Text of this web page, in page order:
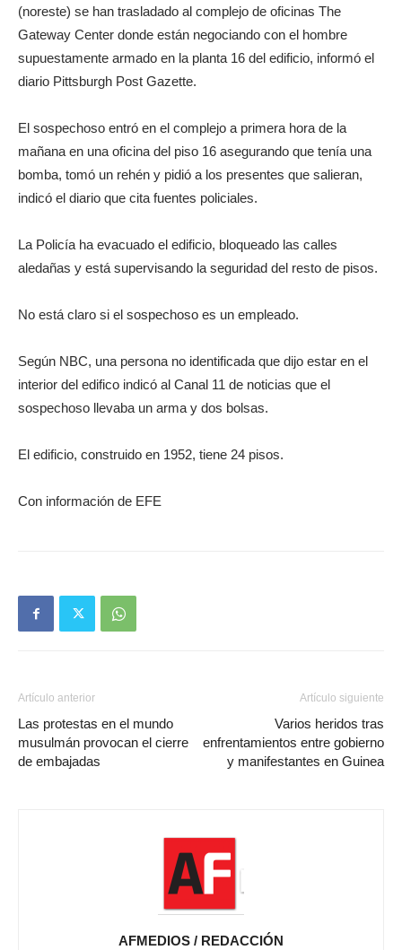
(noreste) se han trasladado al complejo de oficinas The
Gateway Center donde están negociando con el hombre
supuestamente armado en la planta 16 del edificio, informó el
diario Pittsburgh Post Gazette.
El sospechoso entró en el complejo a primera hora de la
mañana en una oficina del piso 16 asegurando que tenía una
bomba, tomó un rehén y pidió a los presentes que salieran,
indicó el diario que cita fuentes policiales.
La Policía ha evacuado el edificio, bloqueado las calles
aledañas y está supervisando la seguridad del resto de pisos.
No está claro si el sospechoso es un empleado.
Según NBC, una persona no identificada que dijo estar en el
interior del edifico indicó al Canal 11 de noticias que el
sospechoso llevaba un arma y dos bolsas.
El edificio, construido en 1952, tiene 24 pisos.
Con información de EFE
Artículo anterior
Las protestas en el mundo
musulmán provocan el cierre
de embajadas
Artículo siguiente
Varios heridos tras
enfrentamientos entre gobierno
y manifestantes en Guinea
AFMEDIOS / REDACCIÓN